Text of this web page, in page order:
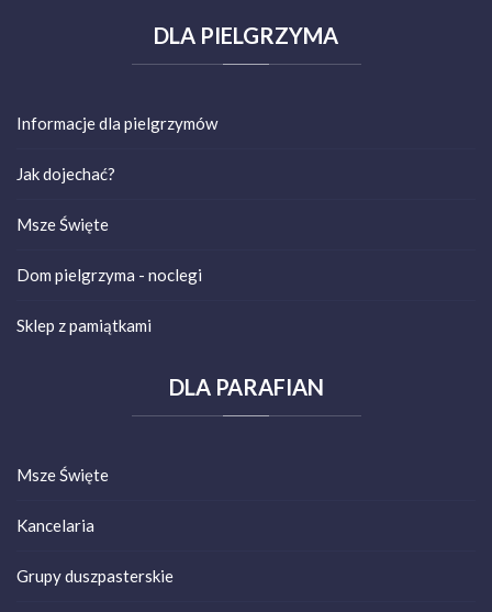
DLA PIELGRZYMA
Informacje dla pielgrzymów
Jak dojechać?
Msze Święte
Dom pielgrzyma - noclegi
Sklep z pamiątkami
DLAPARAFIAN
Msze Święte
Kancelaria
Grupy duszpasterskie